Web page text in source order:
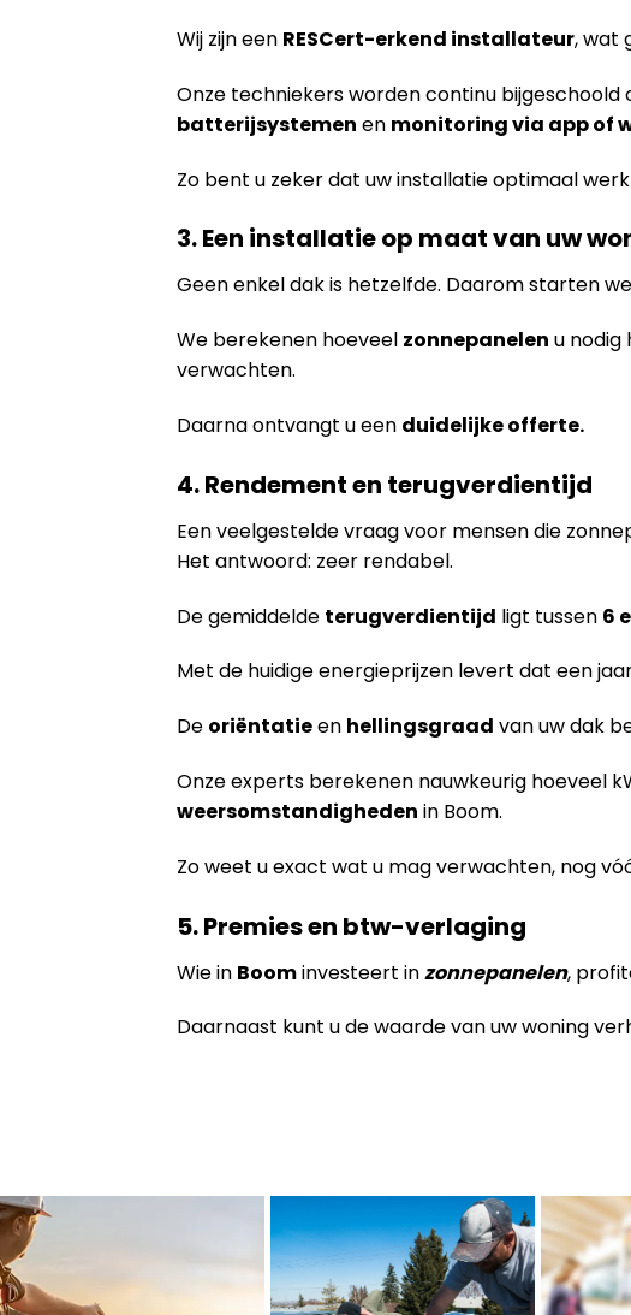
Wij zijn een RESCert-erkend installateur, wat
Onze techniekers worden continu
batterijsystemen en monitoring via app of
Zo bent u zeker dat uw installatie optimaal
3. Een installatie op maat van uw
Geen enkel dak is hetzelfde. Daarom starten
We berekenen hoeveel zonnepanelen u nodig
verwachten.
Daarna ontvangt u een duidelijke offerte.
4. Rendement en terugverdientijd
Een veelgestelde vraag voor mensen die
Het antwoord: zeer rendabel.
De gemiddelde terugverdientijd ligt tussen 6
Met de huidige energieprijzen levert dat een
De oriëntatieen hellingsgraad van uw dak
Onze experts berekenen nauwkeurig hoeveel
weersomstandigheden in Boom.
Zo weet u exact wat u mag verwachten, nog
5. Premies en btw-verlaging
Wie in Boominvesteert inzonnepanelen,
Daarnaast kunt u de waarde van uw woning